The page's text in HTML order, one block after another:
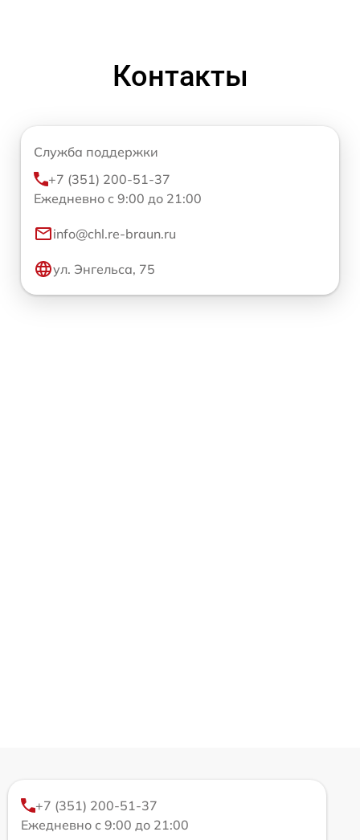
Контакты
Служба поддержки
+7 (351) 200-51-37
Ежедневно с 9:00 до 21:00
info@chl.re-braun.ru
ул. Энгельса, 75
+7 (351) 200-51-37
Ежедневно с 9:00 до 21:00